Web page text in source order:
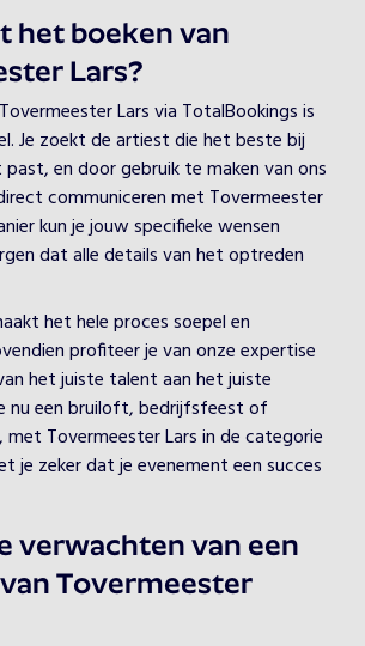
het boeken van
Lars?
Lars via TotalBookings is
Je zoekt de artiest die het beste bij
en door gebruik te maken van ons
communiceren met Tovermeester
kun je jouw specifieke wensen
dat alle details van het optreden
het hele proces soepel en
profiteer je van onze expertise
het juiste talent aan het juiste
nu een bruiloft, bedrijfsfeest of
Tovermeester Lars in de categorie
je zeker dat je evenement een succes
verwachten van een
Tovermeester